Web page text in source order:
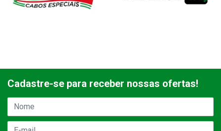
Cadastre-se para receber nossas ofertas!